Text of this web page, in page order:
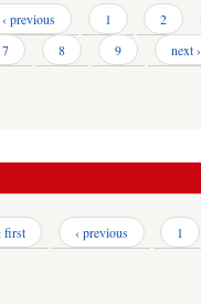
‹ previous 1 2
7 8 9 next ›
first ‹ previous 1